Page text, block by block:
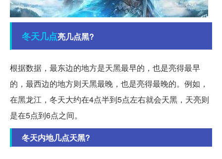
冬天几点亮几点黑?
根据数据，最东边的地方是天黑最早的，也是亮得最早
的，最西边的地方则天黑最晚，也是亮得最晚的。例如，
在黑龙江，冬天大约在4点半到5点左右就会天黑，天亮则
是在5点到6点之间。
冬天内地几点天黑?